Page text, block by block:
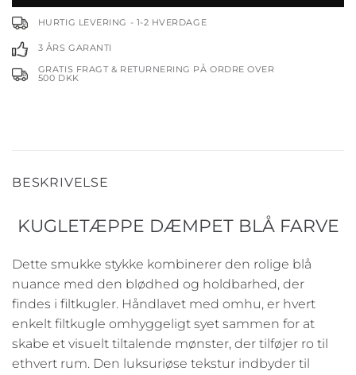
HURTIG LEVERING - 1-2 HVERDAGE
3 ÅRS GARANTI
GRATIS FRAGT & RETURNERING PÅ ORDRE OVER
500 DKK
BESKRIVELSE
KUGLETÆPPE DÆMPET BLÅ FARVE
Dette smukke stykke kombinerer den rolige blå
nuance med den blødhed og holdbarhed, der
findes i filtkugler. Håndlavet med omhu, er hvert
enkelt filtkugle omhyggeligt syet sammen for at
skabe et visuelt tiltalende mønster, der tilføjer ro til
ethvert rum. Den luksuriøse tekstur indbyder til